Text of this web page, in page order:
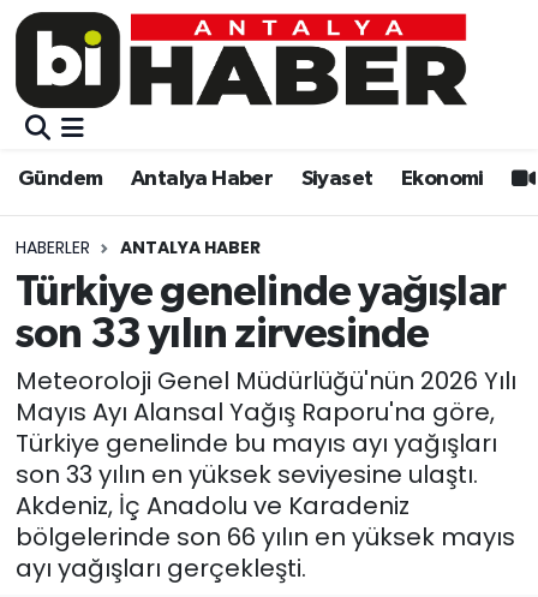
Gündem Antalya Haber Siyaset Ekonomi
HABERLER ANTALYA HABER
Türkiye genelinde yağışlar
son 33 yılın zirvesinde
Meteoroloji Genel Müdürlüğü'nün 2026 Yılı
Mayıs Ayı Alansal Yağış Raporu'na göre,
Türkiye genelinde bu mayıs ayı yağışları
son 33 yılın en yüksek seviyesine ulaştı.
Akdeniz, İç Anadolu ve Karadeniz
bölgelerinde son 66 yılın en yüksek mayıs
ayı yağışları gerçekleşti.
Gündem
Siyaset
Ekonomi
Video
Eğitim
Kültür-sanat
Sağlık
Spor
Gündem
Siyaset
Eğitim
Ekonomi
Kültür-sanat
Sağlık
Spor
Teknoloji
Muratpaşa Nöbetçi Eczaneler
Muratpaşa Trafik Yoğunluk Haritası
Süper Lig Puan Durumu ve Fikstür
Tüm Manşetler
Son Dakika Haberleri
Haber Arşivi